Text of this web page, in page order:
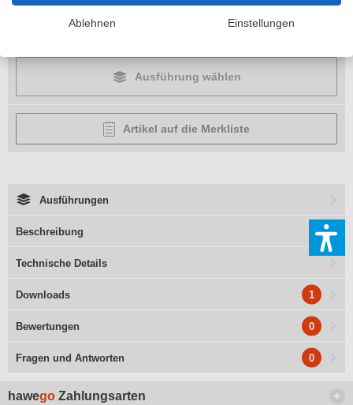
In den Warenkorb
Ausführung wählen
Artikel auf die Merkliste
Ausführungen
Beschreibung
Technische Details
Downloads 1
Bewertungen 0
Fragen und Antworten 0
hawego Zahlungsarten
Ablehnen Einstellungen